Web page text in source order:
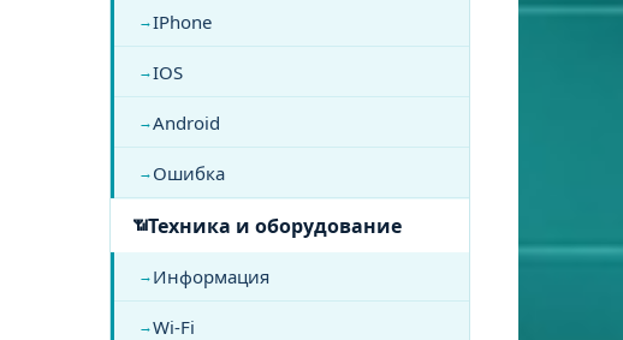
IPhone
IOS
Android
Ошибка
Техника и оборудование
Информация
Wi-Fi